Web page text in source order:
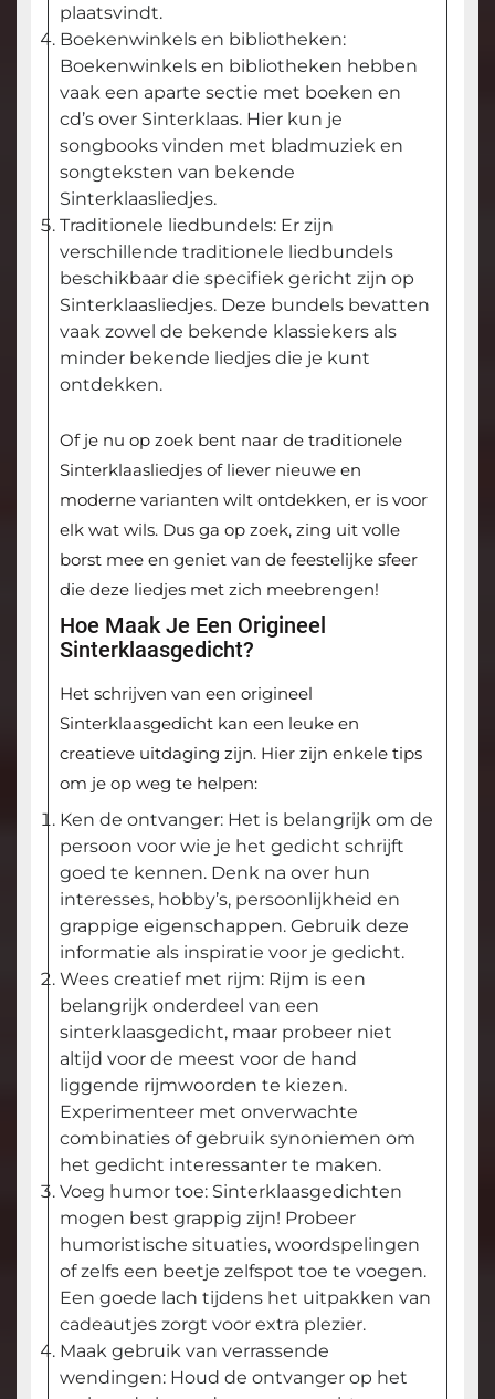
plaatsvindt.
Boekenwinkels en bibliotheken:
Boekenwinkels en bibliotheken hebben
vaak een aparte sectie met boeken en
cd’s over Sinterklaas. Hier kun je
songbooks vinden met bladmuziek en
songteksten van bekende
Sinterklaasliedjes.
Traditionele liedbundels: Er zijn
verschillende traditionele liedbundels
beschikbaar die specifiek gericht zijn op
Sinterklaasliedjes. Deze bundels bevatten
vaak zowel de bekende klassiekers als
minder bekende liedjes die je kunt
ontdekken.
Of je nu op zoek bent naar de traditionele
Sinterklaasliedjes of liever nieuwe en
moderne varianten wilt ontdekken, er is voor
elk wat wils. Dus ga op zoek, zing uit volle
borst mee en geniet van de feestelijke sfeer
die deze liedjes met zich meebrengen!
Hoe Maak Je Een Origineel
Sinterklaasgedicht?
Het schrijven van een origineel
Sinterklaasgedicht kan een leuke en
creatieve uitdaging zijn. Hier zijn enkele tips
om je op weg te helpen:
Ken de ontvanger: Het is belangrijk om de
persoon voor wie je het gedicht schrijft
goed te kennen. Denk na over hun
interesses, hobby’s, persoonlijkheid en
grappige eigenschappen. Gebruik deze
informatie als inspiratie voor je gedicht.
Wees creatief met rijm: Rijm is een
belangrijk onderdeel van een
sinterklaasgedicht, maar probeer niet
altijd voor de meest voor de hand
liggende rijmwoorden te kiezen.
Experimenteer met onverwachte
combinaties of gebruik synoniemen om
het gedicht interessanter te maken.
Voeg humor toe: Sinterklaasgedichten
mogen best grappig zijn! Probeer
humoristische situaties, woordspelingen
of zelfs een beetje zelfspot toe te voegen.
Een goede lach tijdens het uitpakken van
cadeautjes zorgt voor extra plezier.
Maak gebruik van verrassende
wendingen: Houd de ontvanger op het